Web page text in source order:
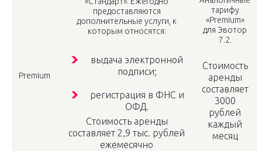
Premium
предоставляются
дополнительные услуги, к
которым относятся:
выдача электронной
подписи;
регистрация в ФНС и
ОФД.
Стоимость аренды
составляет 2,9 тыс. рублей
ежемесячно
тарифу
«Premium»
для Эвотор
7.2.
Стоимость
аренды
составляет
3000
рублей
каждый
месяц